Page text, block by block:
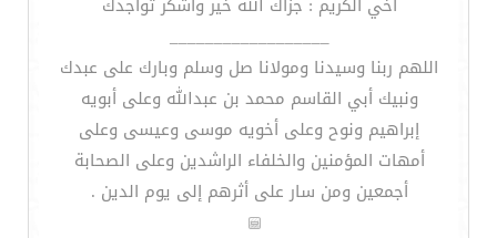
__________________
اللهم ربنا وسيدنا ومولانا صل وسلم وبارك على عبدك
ونبيك أبي القاسم محمد بن عبدالله وعلى أبويه
إبراهيم ونوح وعلى أخويه موسى وعيسى وعلى
أمهات المؤمنين والخلفاء الراشدين وعلى الصحابة
أجمعين ومن سار على أثرهم إلى يوم الدين .